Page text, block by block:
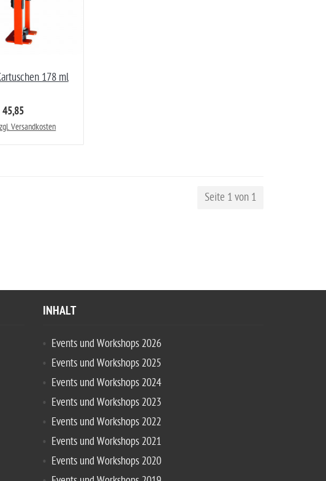
178 ml
45,85
Versandkosten
Seite 1 von 1
INHALT
Events und Workshops 2026
Events und Workshops 2025
Events und Workshops 2024
Events und Workshops 2023
Events und Workshops 2022
Events und Workshops 2021
Events und Workshops 2020